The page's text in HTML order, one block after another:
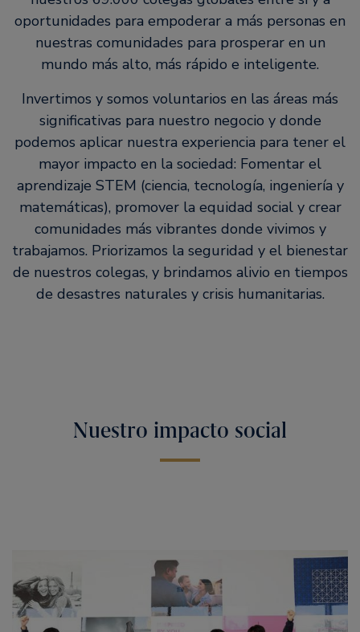
oportunidades para empoderar a más personas en
nuestras comunidades para prosperar en un
mundo más alto, más rápido e inteligente.
Invertimos y somos voluntarios en las áreas más
significativas para nuestro negocio y donde
podemos aplicar nuestra experiencia para tener el
mayor impacto en la sociedad: Fomentar el
aprendizaje STEM (ciencia, tecnología, ingeniería y
matemáticas), promover la equidad social y crear
comunidades más vibrantes donde vivimos y
trabajamos. Priorizamos la seguridad y el bienestar
de nuestros colegas, y brindamos alivio en tiempos
de desastres naturales y crisis humanitarias.
Nuestro impacto social